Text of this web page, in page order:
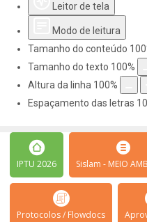
Leitor de tela
Modo de leitura
Tamanho do conteúdo 100
Tamanho do texto 100%
Altura da linha 100%
Espaçamento das letras
IPTU 2026 Sislam - MEIO
Protocolos / Flowdocs